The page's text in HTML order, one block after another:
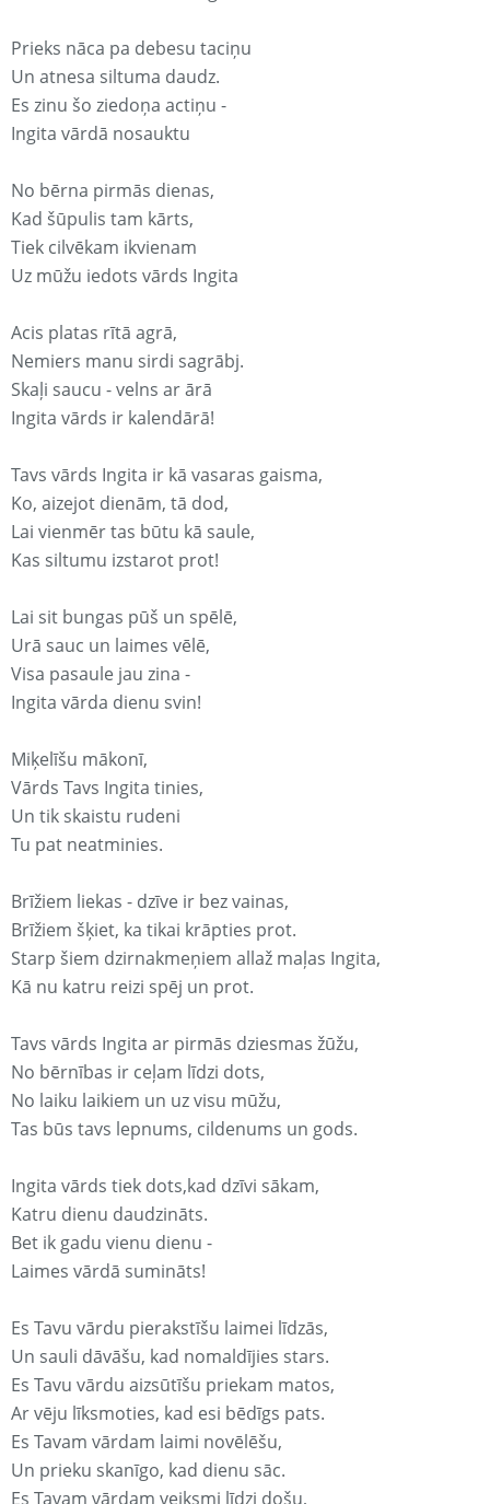
Prieks nāca pa debesu taciņu
Un atnesa siltuma daudz.
Es zinu šo ziedoņa actiņu -
Ingita vārdā nosauktu
No bērna pirmās dienas,
Kad šūpulis tam kārts,
Tiek cilvēkam ikvienam
Uz mūžu iedots vārds Ingita
Acis platas rītā agrā,
Nemiers manu sirdi sagrābj.
Skaļi saucu - velns ar ārā
Ingita vārds ir kalendārā!
Tavs vārds Ingita ir kā vasaras gaisma,
Ko, aizejot dienām, tā dod,
Lai vienmēr tas būtu kā saule,
Kas siltumu izstarot prot!
Lai sit bungas pūš un spēlē,
Urā sauc un laimes vēlē,
Visa pasaule jau zina -
Ingita vārda dienu svin!
Miķelīšu mākonī,
Vārds Tavs Ingita tinies,
Un tik skaistu rudeni
Tu pat neatminies.
Brīžiem liekas - dzīve ir bez vainas,
Brīžiem šķiet, ka tikai krāpties prot.
Starp šiem dzirnakmeņiem allaž maļas Ingita,
Kā nu katru reizi spēj un prot.
Tavs vārds Ingita ar pirmās dziesmas žūžu,
No bērnības ir ceļam līdzi dots,
No laiku laikiem un uz visu mūžu,
Tas būs tavs lepnums, cildenums un gods.
Ingita vārds tiek dots,kad dzīvi sākam,
Katru dienu daudzināts.
Bet ik gadu vienu dienu -
Laimes vārdā sumināts!
Es Tavu vārdu pierakstīšu laimei līdzās,
Un sauli dāvāšu, kad nomaldījies stars.
Es Tavu vārdu aizsūtīšu priekam matos,
Ar vēju līksmoties, kad esi bēdīgs pats.
Es Tavam vārdam laimi novēlēšu,
Un prieku skanīgo, kad dienu sāc.
Es Tavam vārdam veiksmi līdzi došu,